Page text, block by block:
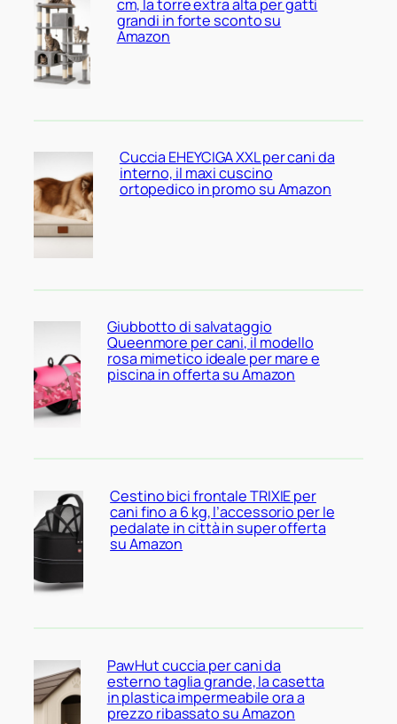
cm, la torre extra alta per gatti
grandi in forte sconto su
Amazon
Cuccia EHEYCIGA XXL per cani da
interno, il maxi cuscino
ortopedico in promo su Amazon
Giubbotto di salvataggio
Queenmore per cani, il modello
rosa mimetico ideale per mare e
piscina in offerta su Amazon
Cestino bici frontale TRIXIE per
cani fino a 6 kg, l’accessorio per le
pedalate in città in super offerta
su Amazon
PawHut cuccia per cani da
esterno taglia grande, la casetta
in plastica impermeabile ora a
prezzo ribassato su Amazon